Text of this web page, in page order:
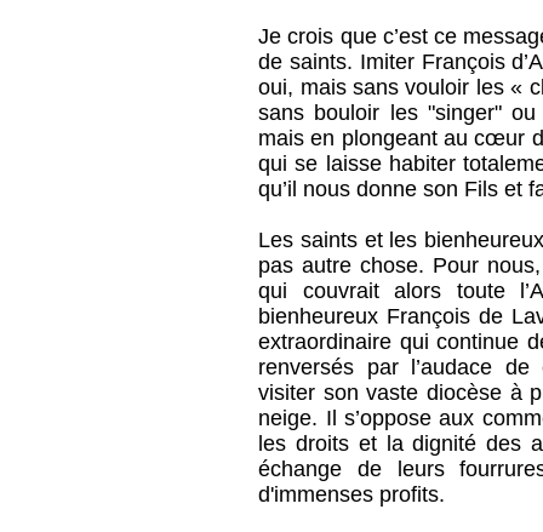
Je crois que c’est ce
de saints. Imiter François
oui, mais sans vouloir les «
sans bouloir les "singer"
mais en plongeant au cœur
qui se laisse habiter
qu’il nous donne son Fils et
Les saints et les
pas autre chose. Pour
qui couvrait alors toute
bienheureux François de
extraordinaire qui continue
renversés par l’audace
visiter son vaste diocèse à
neige. Il s’oppose aux
les droits et la dignité des
échange de leurs
d'immenses profits.